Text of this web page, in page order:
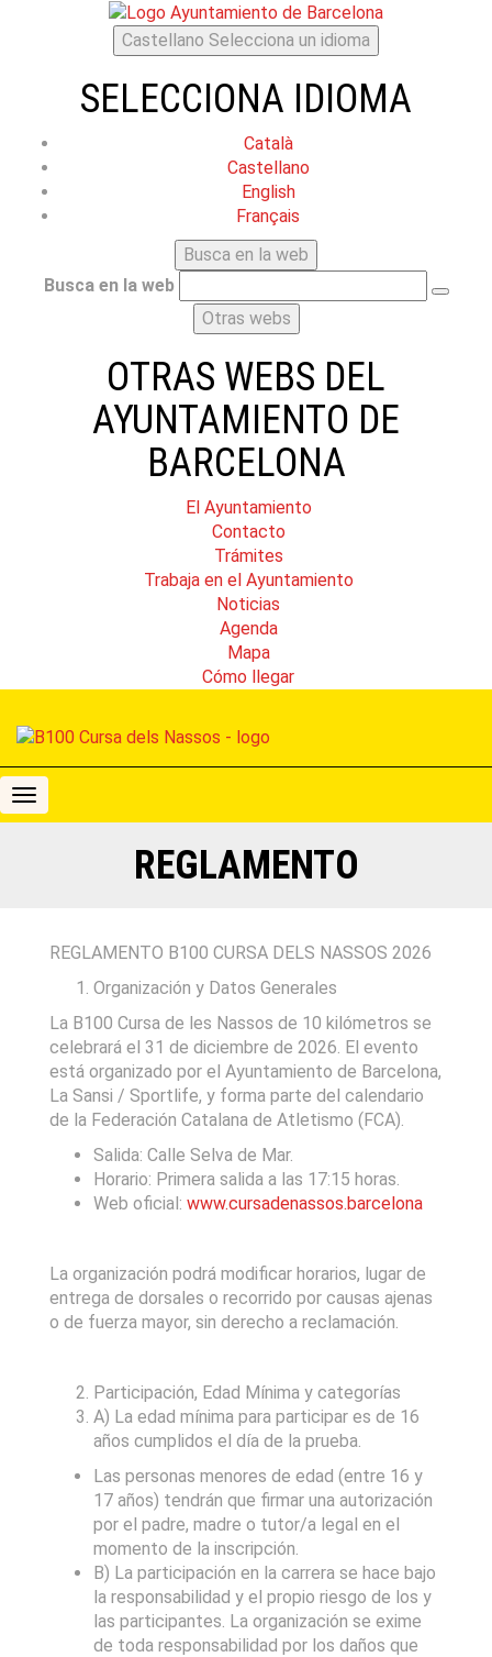
Castellano Selecciona un idioma
SELECCIONA IDIOMA
Català
Castellano
English
Français
Busca en la web
Busca en la web
Otras webs
OTRAS WEBS DEL
AYUNTAMIENTO DE
BARCELONA
El Ayuntamiento
Contacto
Trámites
Trabaja en el Ayuntamiento
Noticias
Agenda
Mapa
Cómo llegar
B100
Cursa
REGLAMENTO
REGLAMENTO B100 CURSA DELS NASSOS 2026
Organización y Datos Generales
La B100 Cursa de les Nassos de 10 kilómetros se
celebrará el 31 de diciembre de 2026. El evento
está organizado por el Ayuntamiento de Barcelona,
​​La Sansi / Sportlife, y forma parte del calendario
de la Federación Catalana de Atletismo (FCA).
Salida: Calle Selva de Mar.
Horario: Primera salida a las 17:15 horas.
Web oficial: www.cursadenassos.barcelona
La organización podrá modificar horarios, lugar de
entrega de dorsales o recorrido por causas ajenas
o de fuerza mayor, sin derecho a reclamación.
Participación, Edad Mínima y categorías
A) La edad mínima para participar es de 16
años cumplidos el día de la prueba.
Las personas menores de edad (entre 16 y
17 años) tendrán que firmar una autorización
por el padre, madre o tutor/a legal en el
momento de la inscripción.
B) La participación en la carrera se hace bajo
la responsabilidad y el propio riesgo de los y
las participantes. La organización se exime
de toda responsabilidad por los daños que